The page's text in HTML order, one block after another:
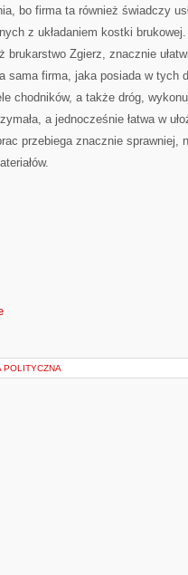
bo firma ta również świadczy
z układaniem kostki
brukarstwo Zgierz, znacznie
sama firma, jaka posiada w tych
chodników, a także dróg,
a jednocześnie łatwa w
przebiega znacznie sprawniej,
POLITYCZNA